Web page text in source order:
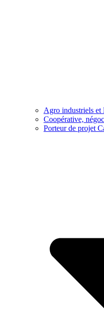
Agro industriels et
Coopérative,
Porteur de projet